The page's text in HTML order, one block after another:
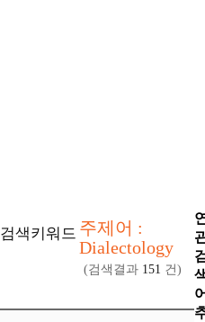
검색키워드 주제어 :
Dialectology
(검색결과 151 건)